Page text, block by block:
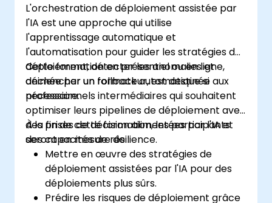
L'orchestration de déploiement assistée par
l'IA est une approche qui utilise
l'apprentissage automatique et
l'automatisation pour guider les stratégies de
déploiement, détecter les anomalies et
déclencher un rollback automatique si
nécessaire.
Cette formation en présentiel ou en ligne,
animée par un formateur, est destinée aux
professionnels intermédiaires qui souhaitent
optimiser leurs pipelines de déploiement avec
des prises de décision alimentées par l'IA et
des capacités de résilience.
À la fin de cette formation, les participants
seront en mesure de :
Mettre en œuvre des stratégies de
déploiement assistées par l'IA pour des
déploiements plus sûrs.
Prédire les risques de déploiement grâce